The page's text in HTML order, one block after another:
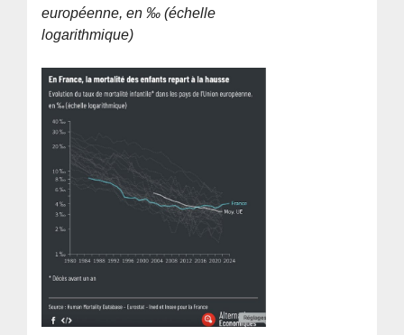
européenne, en ‰ (échelle
logarithmique)